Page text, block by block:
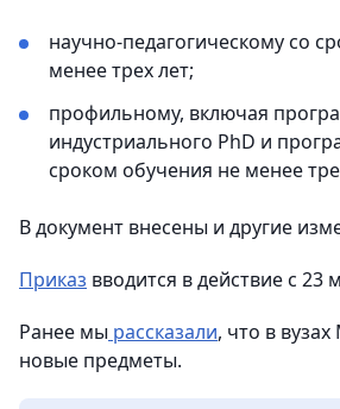
научно-педагогическому со
менее трех лет;
профильному, включая
индустриального PhD и
сроком обучения не менее
В документ внесены и другие
Приказ вводится в действие с 23
Ранее мы рассказали, что в
новые предметы.